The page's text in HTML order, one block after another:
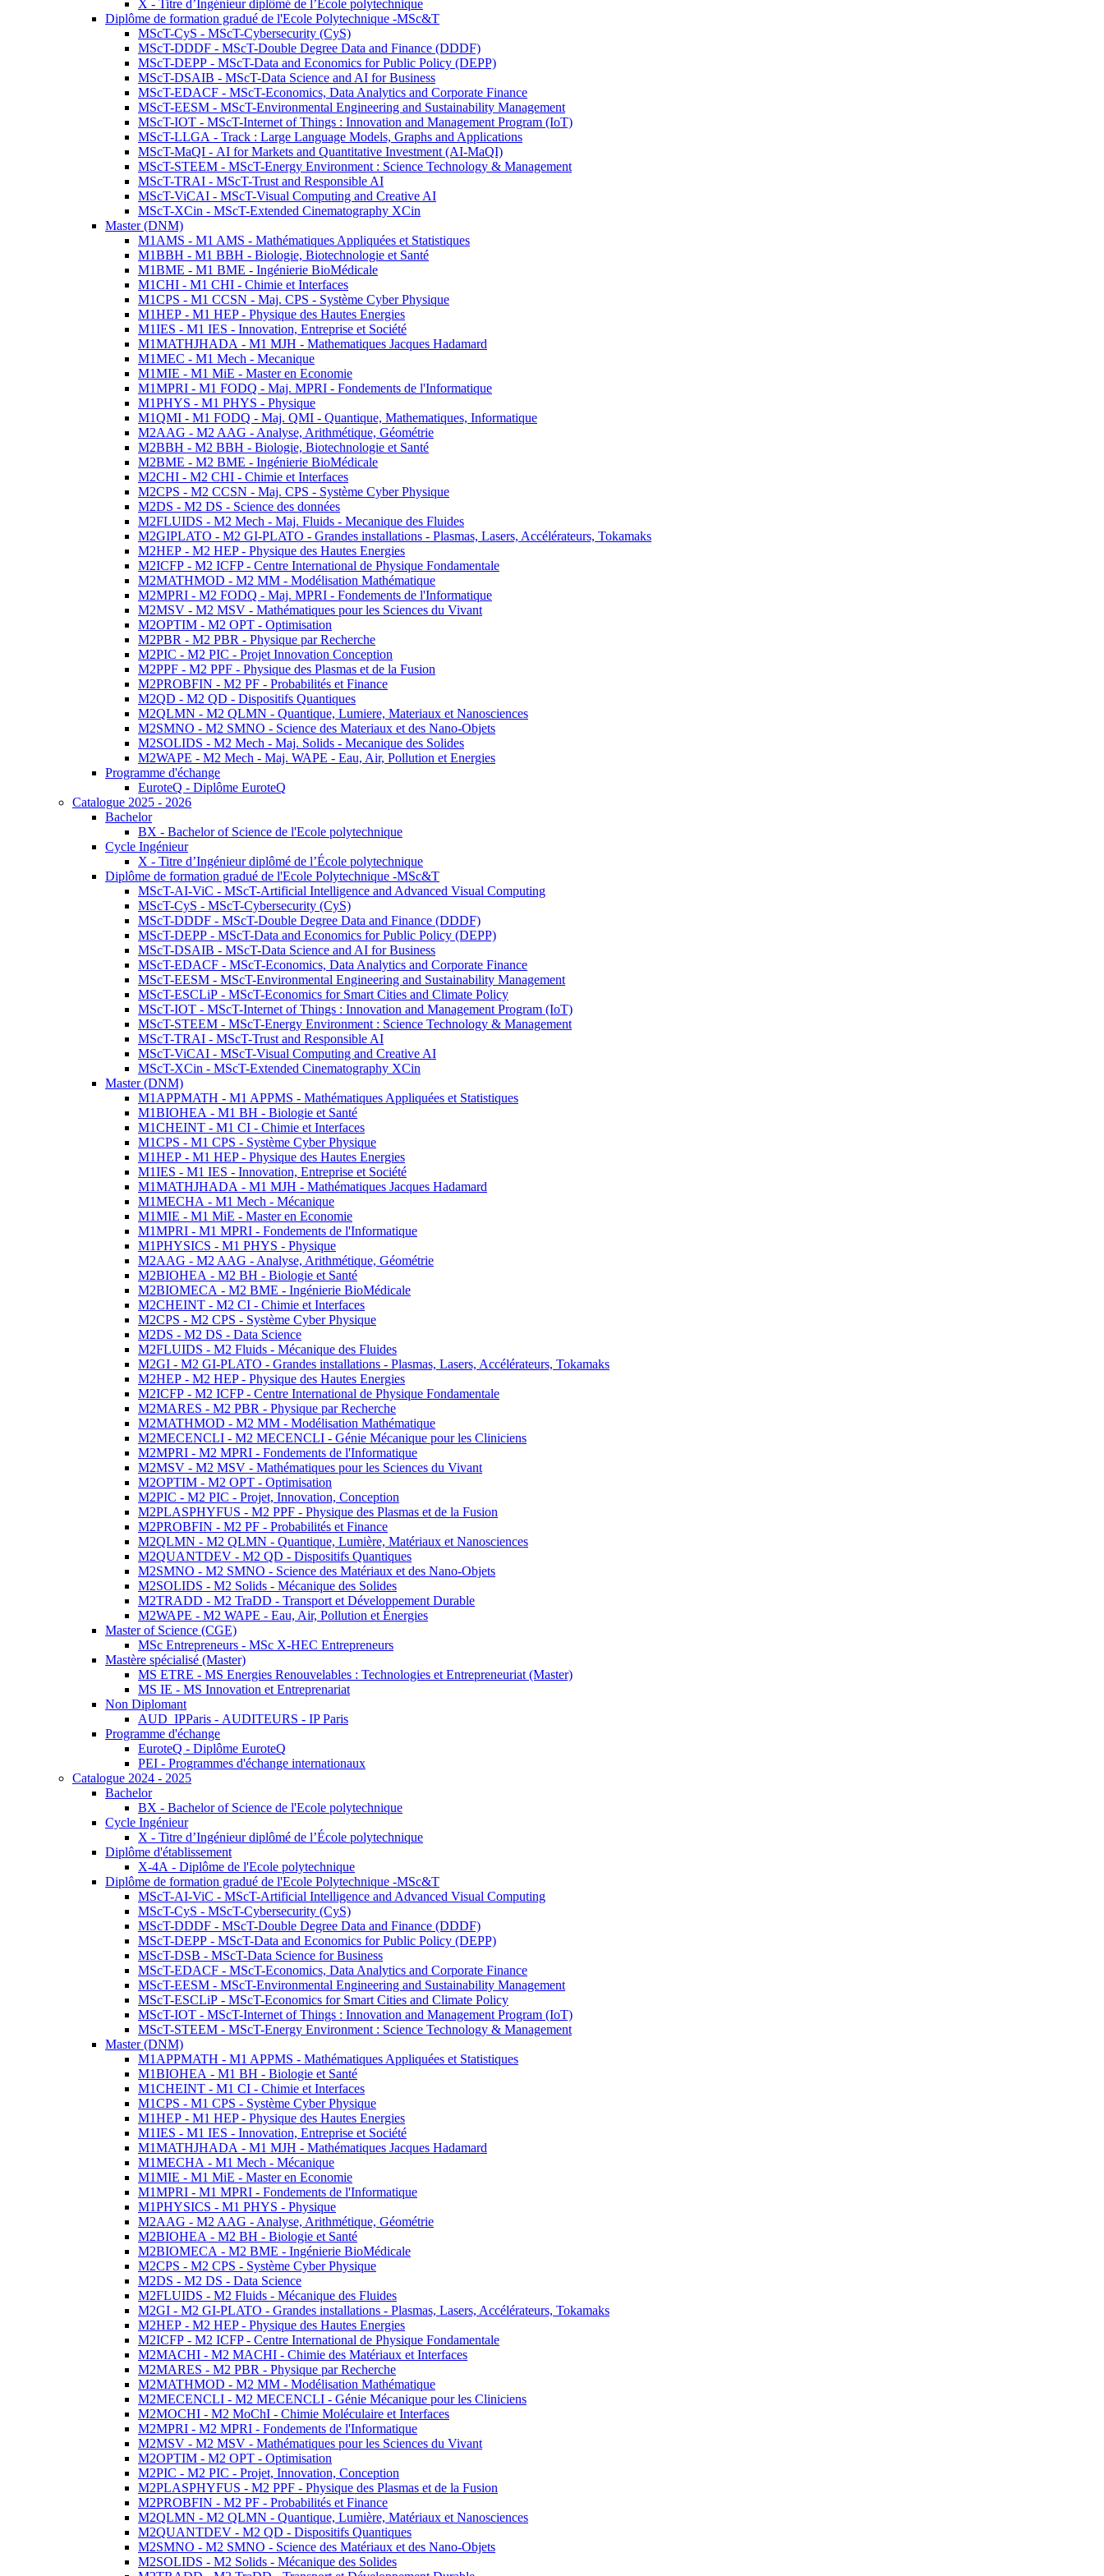
X - Titre d’Ingénieur diplômé de l’École polytechnique
Diplôme de formation gradué de l'Ecole Polytechnique -MSc&T
MScT-CyS - MScT-Cybersecurity (CyS)
MScT-DDDF - MScT-Double Degree Data and Finance (DDDF)
MScT-DEPP - MScT-Data and Economics for Public Policy (DEPP)
MScT-DSAIB - MScT-Data Science and AI for Business
MScT-EDACF - MScT-Economics, Data Analytics and Corporate Finance
MScT-EESM - MScT-Environmental Engineering and Sustainability Management
MScT-IOT - MScT-Internet of Things : Innovation and Management Program (IoT)
MScT-LLGA - Track : Large Language Models, Graphs and Applications
MScT-MaQI - AI for Markets and Quantitative Investment (AI-MaQI)
MScT-STEEM - MScT-Energy Environment : Science Technology & Management
MScT-TRAI - MScT-Trust and Responsible AI
MScT-ViCAI - MScT-Visual Computing and Creative AI
MScT-XCin - MScT-Extended Cinematography XCin
Master (DNM)
M1AMS - M1 AMS - Mathématiques Appliquées et Statistiques
M1BBH - M1 BBH - Biologie, Biotechnologie et Santé
M1BME - M1 BME - Ingénierie BioMédicale
M1CHI - M1 CHI - Chimie et Interfaces
M1CPS - M1 CCSN - Maj. CPS - Système Cyber Physique
M1HEP - M1 HEP - Physique des Hautes Energies
M1IES - M1 IES - Innovation, Entreprise et Société
M1MATHJHADA - M1 MJH - Mathematiques Jacques Hadamard
M1MEC - M1 Mech - Mecanique
M1MIE - M1 MiE - Master en Economie
M1MPRI - M1 FODQ - Maj. MPRI - Fondements de l'Informatique
M1PHYS - M1 PHYS - Physique
M1QMI - M1 FODQ - Maj. QMI - Quantique, Mathematiques, Informatique
M2AAG - M2 AAG - Analyse, Arithmétique, Géométrie
M2BBH - M2 BBH - Biologie, Biotechnologie et Santé
M2BME - M2 BME - Ingénierie BioMédicale
M2CHI - M2 CHI - Chimie et Interfaces
M2CPS - M2 CCSN - Maj. CPS - Système Cyber Physique
M2DS - M2 DS - Science des données
M2FLUIDS - M2 Mech - Maj. Fluids - Mecanique des Fluides
M2GIPLATO - M2 GI-PLATO - Grandes installations - Plasmas, Lasers, Accélérateurs, Tokamaks
M2HEP - M2 HEP - Physique des Hautes Energies
M2ICFP - M2 ICFP - Centre International de Physique Fondamentale
M2MATHMOD - M2 MM - Modélisation Mathématique
M2MPRI - M2 FODQ - Maj. MPRI - Fondements de l'Informatique
M2MSV - M2 MSV - Mathématiques pour les Sciences du Vivant
M2OPTIM - M2 OPT - Optimisation
M2PBR - M2 PBR - Physique par Recherche
M2PIC - M2 PIC - Projet Innovation Conception
M2PPF - M2 PPF - Physique des Plasmas et de la Fusion
M2PROBFIN - M2 PF - Probabilités et Finance
M2QD - M2 QD - Dispositifs Quantiques
M2QLMN - M2 QLMN - Quantique, Lumiere, Materiaux et Nanosciences
M2SMNO - M2 SMNO - Science des Materiaux et des Nano-Objets
M2SOLIDS - M2 Mech - Maj. Solids - Mecanique des Solides
M2WAPE - M2 Mech - Maj. WAPE - Eau, Air, Pollution et Energies
Programme d'échange
EuroteQ - Diplôme EuroteQ
Catalogue 2025 - 2026
Bachelor
BX - Bachelor of Science de l'Ecole polytechnique
Cycle Ingénieur
X - Titre d’Ingénieur diplômé de l’École polytechnique
Diplôme de formation gradué de l'Ecole Polytechnique -MSc&T
MScT-AI-ViC - MScT-Artificial Intelligence and Advanced Visual Computing
MScT-CyS - MScT-Cybersecurity (CyS)
MScT-DDDF - MScT-Double Degree Data and Finance (DDDF)
MScT-DEPP - MScT-Data and Economics for Public Policy (DEPP)
MScT-DSAIB - MScT-Data Science and AI for Business
MScT-EDACF - MScT-Economics, Data Analytics and Corporate Finance
MScT-EESM - MScT-Environmental Engineering and Sustainability Management
MScT-ESCLiP - MScT-Economics for Smart Cities and Climate Policy
MScT-IOT - MScT-Internet of Things : Innovation and Management Program (IoT)
MScT-STEEM - MScT-Energy Environment : Science Technology & Management
MScT-TRAI - MScT-Trust and Responsible AI
MScT-ViCAI - MScT-Visual Computing and Creative AI
MScT-XCin - MScT-Extended Cinematography XCin
Master (DNM)
M1APPMATH - M1 APPMS - Mathématiques Appliquées et Statistiques
M1BIOHEA - M1 BH - Biologie et Santé
M1CHEINT - M1 CI - Chimie et Interfaces
M1CPS - M1 CPS - Système Cyber Physique
M1HEP - M1 HEP - Physique des Hautes Energies
M1IES - M1 IES - Innovation, Entreprise et Société
M1MATHJHADA - M1 MJH - Mathématiques Jacques Hadamard
M1MECHA - M1 Mech - Mécanique
M1MIE - M1 MiE - Master en Economie
M1MPRI - M1 MPRI - Fondements de l'Informatique
M1PHYSICS - M1 PHYS - Physique
M2AAG - M2 AAG - Analyse, Arithmétique, Géométrie
M2BIOHEA - M2 BH - Biologie et Santé
M2BIOMECA - M2 BME - Ingénierie BioMédicale
M2CHEINT - M2 CI - Chimie et Interfaces
M2CPS - M2 CPS - Système Cyber Physique
M2DS - M2 DS - Data Science
M2FLUIDS - M2 Fluids - Mécanique des Fluides
M2GI - M2 GI-PLATO - Grandes installations - Plasmas, Lasers, Accélérateurs, Tokamaks
M2HEP - M2 HEP - Physique des Hautes Energies
M2ICFP - M2 ICFP - Centre International de Physique Fondamentale
M2MARES - M2 PBR - Physique par Recherche
M2MATHMOD - M2 MM - Modélisation Mathématique
M2MECENCLI - M2 MECENCLI - Génie Mécanique pour les Cliniciens
M2MPRI - M2 MPRI - Fondements de l'Informatique
M2MSV - M2 MSV - Mathématiques pour les Sciences du Vivant
M2OPTIM - M2 OPT - Optimisation
M2PIC - M2 PIC - Projet, Innovation, Conception
M2PLASPHYFUS - M2 PPF - Physique des Plasmas et de la Fusion
M2PROBFIN - M2 PF - Probabilités et Finance
M2QLMN - M2 QLMN - Quantique, Lumière, Matériaux et Nanosciences
M2QUANTDEV - M2 QD - Dispositifs Quantiques
M2SMNO - M2 SMNO - Science des Matériaux et des Nano-Objets
M2SOLIDS - M2 Solids - Mécanique des Solides
M2TRADD - M2 TraDD - Transport et Développement Durable
M2WAPE - M2 WAPE - Eau, Air, Pollution et Énergies
Master of Science (CGE)
MSc Entrepreneurs - MSc X-HEC Entrepreneurs
Mastère spécialisé (Master)
MS ETRE - MS Energies Renouvelables : Technologies et Entrepreneuriat (Master)
MS IE - MS Innovation et Entreprenariat
Non Diplomant
AUD_IPParis - AUDITEURS - IP Paris
Programme d'échange
EuroteQ - Diplôme EuroteQ
PEI - Programmes d'échange internationaux
Catalogue 2024 - 2025
Bachelor
BX - Bachelor of Science de l'Ecole polytechnique
Cycle Ingénieur
X - Titre d’Ingénieur diplômé de l’École polytechnique
Diplôme d'établissement
X-4A - Diplôme de l'Ecole polytechnique
Diplôme de formation gradué de l'Ecole Polytechnique -MSc&T
MScT-AI-ViC - MScT-Artificial Intelligence and Advanced Visual Computing
MScT-CyS - MScT-Cybersecurity (CyS)
MScT-DDDF - MScT-Double Degree Data and Finance (DDDF)
MScT-DEPP - MScT-Data and Economics for Public Policy (DEPP)
MScT-DSB - MScT-Data Science for Business
MScT-EDACF - MScT-Economics, Data Analytics and Corporate Finance
MScT-EESM - MScT-Environmental Engineering and Sustainability Management
MScT-ESCLiP - MScT-Economics for Smart Cities and Climate Policy
MScT-IOT - MScT-Internet of Things : Innovation and Management Program (IoT)
MScT-STEEM - MScT-Energy Environment : Science Technology & Management
Master (DNM)
M1APPMATH - M1 APPMS - Mathématiques Appliquées et Statistiques
M1BIOHEA - M1 BH - Biologie et Santé
M1CHEINT - M1 CI - Chimie et Interfaces
M1CPS - M1 CPS - Système Cyber Physique
M1HEP - M1 HEP - Physique des Hautes Energies
M1IES - M1 IES - Innovation, Entreprise et Société
M1MATHJHADA - M1 MJH - Mathématiques Jacques Hadamard
M1MECHA - M1 Mech - Mécanique
M1MIE - M1 MiE - Master en Economie
M1MPRI - M1 MPRI - Fondements de l'Informatique
M1PHYSICS - M1 PHYS - Physique
M2AAG - M2 AAG - Analyse, Arithmétique, Géométrie
M2BIOHEA - M2 BH - Biologie et Santé
M2BIOMECA - M2 BME - Ingénierie BioMédicale
M2CPS - M2 CPS - Système Cyber Physique
M2DS - M2 DS - Data Science
M2FLUIDS - M2 Fluids - Mécanique des Fluides
M2GI - M2 GI-PLATO - Grandes installations - Plasmas, Lasers, Accélérateurs, Tokamaks
M2HEP - M2 HEP - Physique des Hautes Energies
M2ICFP - M2 ICFP - Centre International de Physique Fondamentale
M2MACHI - M2 MACHI - Chimie des Matériaux et Interfaces
M2MARES - M2 PBR - Physique par Recherche
M2MATHMOD - M2 MM - Modélisation Mathématique
M2MECENCLI - M2 MECENCLI - Génie Mécanique pour les Cliniciens
M2MOCHI - M2 MoChI - Chimie Moléculaire et Interfaces
M2MPRI - M2 MPRI - Fondements de l'Informatique
M2MSV - M2 MSV - Mathématiques pour les Sciences du Vivant
M2OPTIM - M2 OPT - Optimisation
M2PIC - M2 PIC - Projet, Innovation, Conception
M2PLASPHYFUS - M2 PPF - Physique des Plasmas et de la Fusion
M2PROBFIN - M2 PF - Probabilités et Finance
M2QLMN - M2 QLMN - Quantique, Lumière, Matériaux et Nanosciences
M2QUANTDEV - M2 QD - Dispositifs Quantiques
M2SMNO - M2 SMNO - Science des Matériaux et des Nano-Objets
M2SOLIDS - M2 Solids - Mécanique des Solides